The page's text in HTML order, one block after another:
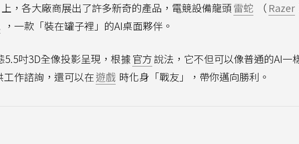
上，各大廠商展出了許多新奇的產品，電競設備龍頭雷蛇 （ Razer
，一款「裝在罐子裡」的AI桌面夥伴。
5.5吋3D全像投影呈現，根據 官方說法，它不但可以像普通的AI一
作諮詢，還可以在遊戲 時化身「戰友」，帶你邁向勝利。